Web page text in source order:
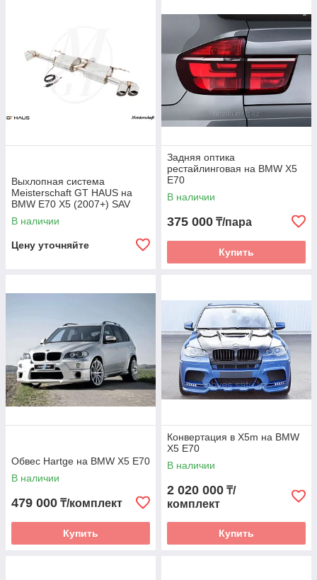
Выхлопная система
Meisterschaft GT HAUS на
BMW E70 X5 (2007+) SAV
В наличии
Цену уточняйте
Задняя оптика
рестайлинговая на BMW X5
E70
В наличии
375 000 ₸/пара
Купить
Обвес Hartge на BMW X5 E70
В наличии
479 000 ₸/комплект
Купить
Конвертация в X5m на BMW
X5 E70
В наличии
2 020 000 ₸/
комплект
Купить